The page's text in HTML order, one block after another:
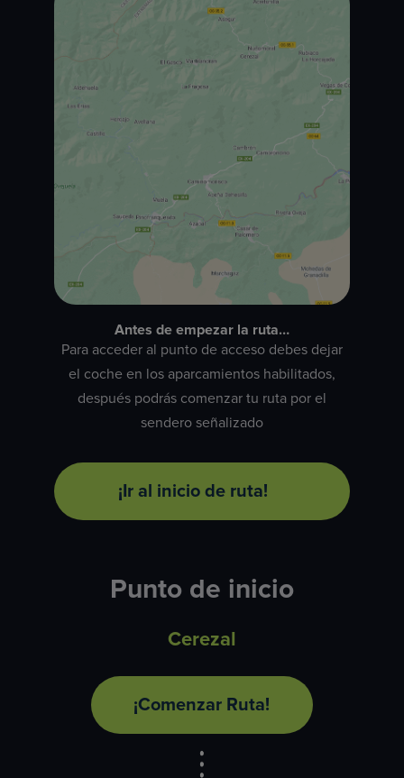
Antes de empezar la ruta…
Para acceder al punto de acceso debes dejar
el coche en los aparcamientos habilitados,
después podrás comenzar tu ruta por el
sendero señalizado
¡Ir al inicio de ruta!
Punto de inicio
Cerezal
¡Comenzar Ruta!